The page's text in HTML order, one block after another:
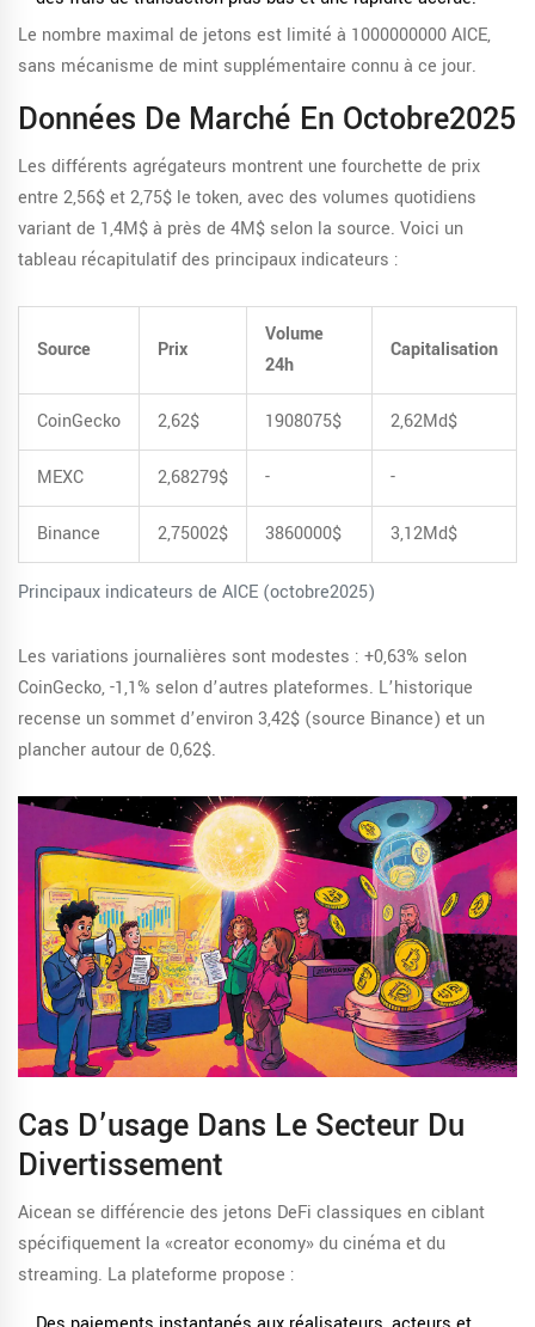
Le nombre maximal de jetons est limité à 1000000000 AICE,
sans mécanisme de mint supplémentaire connu à ce jour.
Données De Marché En Octobre2025
Les différents agrégateurs montrent une fourchette de prix
entre 2,56$ et 2,75$ le token, avec des volumes quotidiens
variant de 1,4M$ à près de 4M$ selon la source. Voici un
tableau récapitulatif des principaux indicateurs :
Principaux indicateurs de AICE (octobre2025)
Source Prix
Volume
24h
Capitalisation
CoinGecko 2,62$ 1908075$ 2,62Md$
MEXC 2,68279$ - -
Binance 2,75002$ 3860000$ 3,12Md$
Les variations journalières sont modestes : +0,63% selon
CoinGecko, -1,1% selon d’autres plateformes. L’historique
recense un sommet d’environ 3,42$ (source Binance) et un
plancher autour de 0,62$.
Cas D’usage Dans Le Secteur Du
Divertissement
Aicean se différencie des jetons DeFi classiques en ciblant
spécifiquement la «creator economy» du cinéma et du
streaming. La plateforme propose :